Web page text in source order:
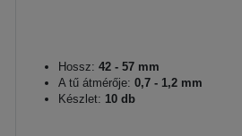
Hossz: 42 - 57 mm
A tű átmérője: 0,7 - 1,2 mm
Készlet: 10 db